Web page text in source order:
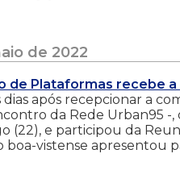
de 2022
de Plataformas recebe
dias após recepcionar a
da Rede Urban95
(22), e participou da
boa-vistense apresentou